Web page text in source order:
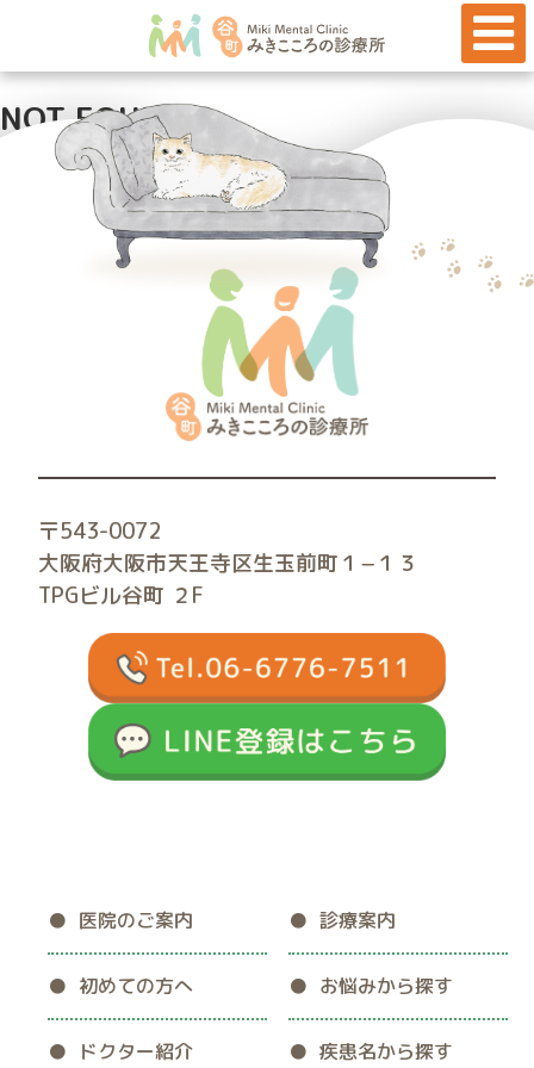
心療内科・精神科」一覧
NOT FOUND
記事は見つかりませんでした。
〒543-0072
大阪府大阪市天王寺区生玉前町１−１３
TPGビル谷町 ２F
医院のご案内
初めての方へ
ドクター紹介
診療案内
お悩みから探す
疾患名から探す
心療内科・精神科・児童精神科
医院のご案内
初めての方へ
お悩みから探す
疾患名から探す
よくあるご質問